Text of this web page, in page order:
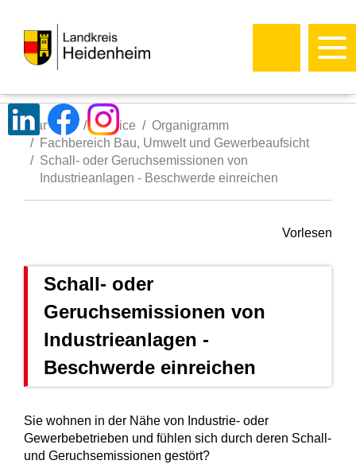
Startseite Service
Organigramm
Fachbereich Bau, Umwelt und Gewerbeaufsicht
Schall- oder Geruchsemissionen von
Industrieanlagen - Beschwerde einreichen
Vorlesen
Schall- oder
Geruchsemissionen von
Industrieanlagen -
Beschwerde einreichen
Sie wohnen in der Nähe von Industrie- oder
Gewerbebetrieben und fühlen sich durch deren Schall-
und Geruchsemissionen gestört?